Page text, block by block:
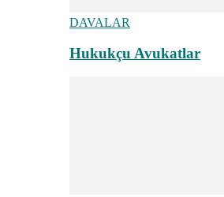
DAVALAR
Hukukçu Avukatlar